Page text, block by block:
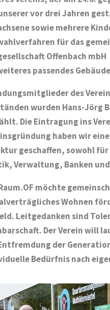
vor drei Jahren
sowie mehrere
für das
Offenbach
passendes Gebäude
des
wurden Hans-Jörg
Die Eintragung ins
haben wir
geschaffen, sowohl
Verwaltung, Banken
möchte
Wohnen
Leitgedanken sind
Der Verein will
der
Bedürfnis nach